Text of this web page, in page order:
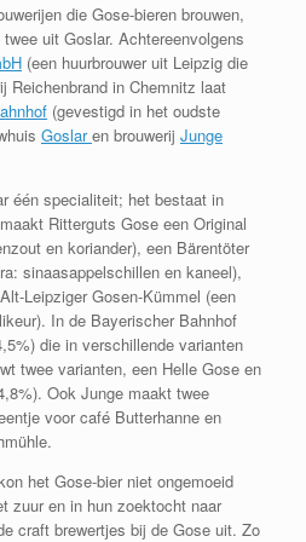
die Gose-bieren brouwen,
uit Goslar. Achtereenvolgens
(een huurbrouwer uit Leipzig die
Reichenbrand in Chemnitz laat
(gevestigd in het oudste
Goslaren brouwerij Junge
één specialiteit; het bestaat in
Ritterguts Gose een Original
en koriander), een Bärentöter
sinaasappelschillen en kaneel),
Leipziger Gosen-Kümmel (een
In de Bayerischer Bahnhof
die in verschillende varianten
twee varianten, een Helle Gose en
Ook Junge maakt twee
voor café Butterhanne en
het Gose-bier niet ongemoeid
zuur en in hun zoektocht naar
craft brewertjes bij de Gose uit. Zo